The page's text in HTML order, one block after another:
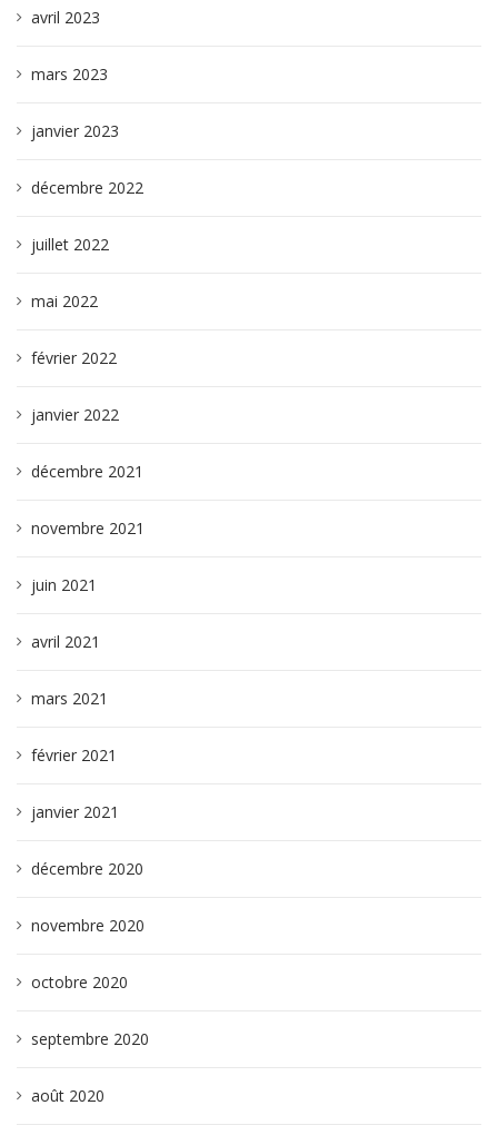
avril 2023
mars 2023
janvier 2023
décembre 2022
juillet 2022
mai 2022
février 2022
janvier 2022
décembre 2021
novembre 2021
juin 2021
avril 2021
mars 2021
février 2021
janvier 2021
décembre 2020
novembre 2020
octobre 2020
septembre 2020
août 2020